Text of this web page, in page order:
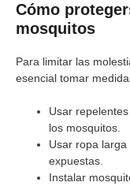
Cómo
mosquitos
Para limitar las
esencial tomar
Usar
los mosquitos.
Usar ropa
expuestas.
Instalar